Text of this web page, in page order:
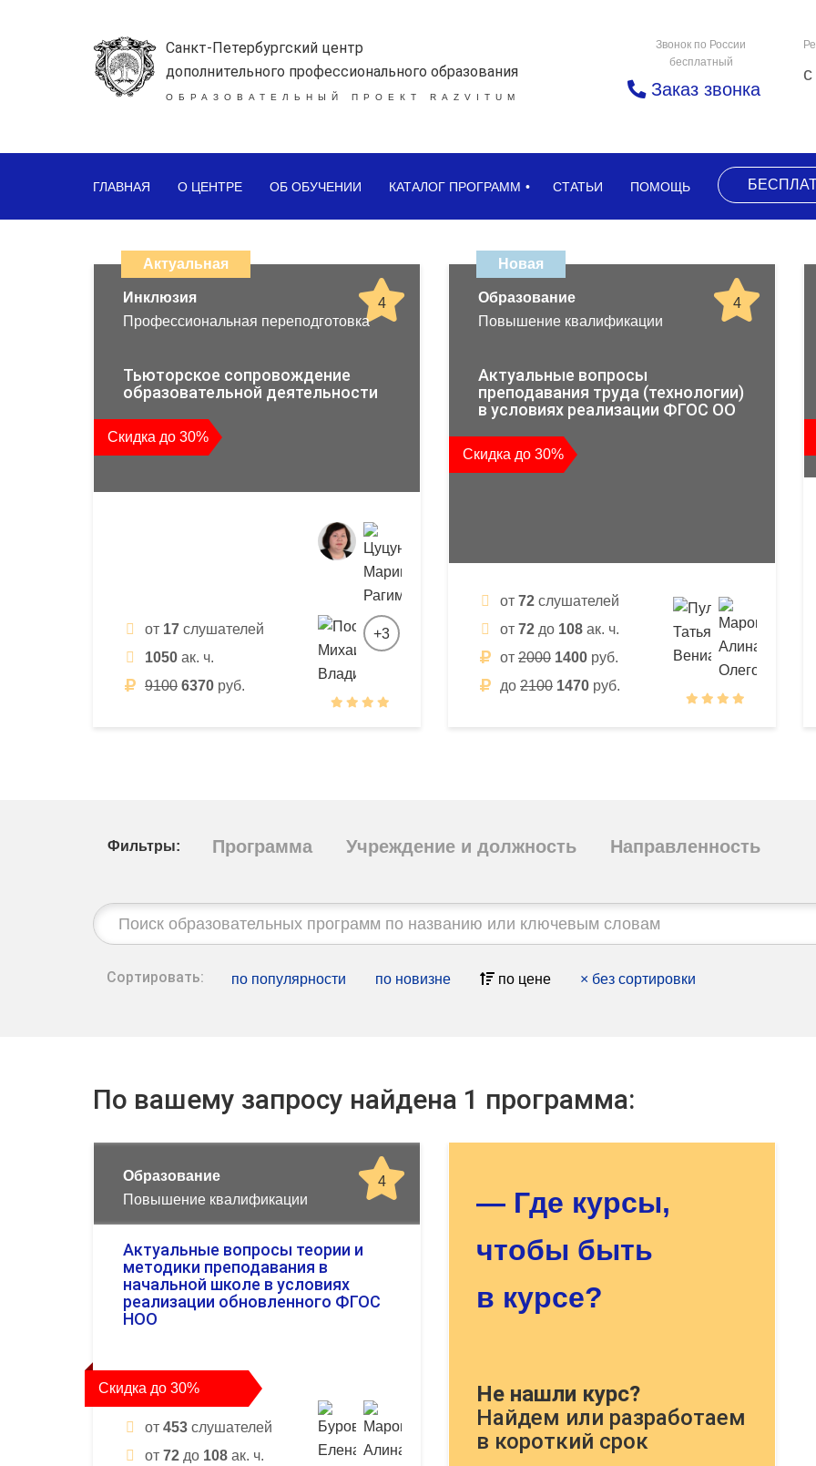
Санкт-Петербургский центр
дополнительного профессионального образования
ОБРАЗОВАТЕЛЬНЫЙ ПРОЕКТ RAZVITUM
Звонок по России
бесплатный
Заказ звонка
ГЛАВНАЯ О ЦЕНТРЕ ОБ ОБУЧЕНИИ КАТАЛОГ ПРОГРАММ СТАТЬИ ПОМОЩЬ
дистанционных
образовательных
повышения
квалификации
и
профессиональной
переподготовки
Актуальная
4
Инклюзия
Профессиональная переподготовка
Тьюторское сопровождение
образовательной деятельности
Скидка до 30%
от 17 слушателей
1050 ак. ч.
9100 6370 руб.
+3
Новая
4
Образование
Повышение квалификации
Актуальные вопросы
преподавания труда (технологии)
в условиях реализации ФГОС ОО
Скидка до 30%
от 72 слушателей
от 72 до 108 ак. ч.
от 2000 1400 руб.
до 2100 1470 руб.
Фильтры: Программа Учреждение и должность Направленность
Строка
поиска:
Сортировать: по популярности по новизне по цене × без сортировки
По вашему запросу найдена 1 программа:
4
Образование
Повышение квалификации
Актуальные вопросы теории и
методики преподавания в
начальной школе в условиях
реализации обновленного ФГОС
НОО
Скидка до 30%
от 453 слушателей
от 72 до 108 ак. ч.
— Где курсы,
чтобы быть
в курсе?
Не нашли курс?
Найдем или разработаем
в короткий срок
Оставьте заявку - мы
найдём для Вас нужный
решите пример: